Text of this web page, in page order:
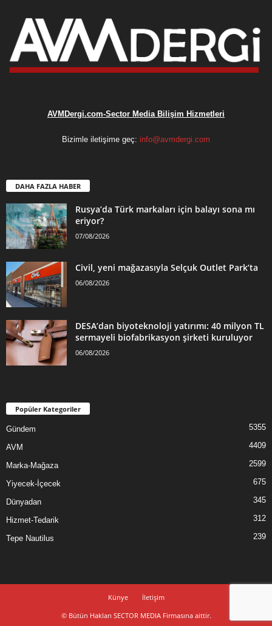
AVMDergi.com-Sector Media Bilişim Hizmetleri
Bizimle iletişime geç: info@avmdergi.com
DAHA FAZLA HABER
Rusya’da Türk markaları için balayı sona mı
eriyor?
07/08/2026
Civil, yeni mağazasıyla Selçuk Outlet Park’ta
06/08/2026
DESA’dan biyoteknoloji yatırımı: 40 milyon TL
sermayeli biofabrikasyon şirketi kuruluyor
06/08/2026
Popüler Kategoriler
Gündem 5355
AVM 4409
Marka-Mağaza 2599
Yiyecek-İçecek 675
Dünyadan 345
Hizmet-Tedarik 312
Tepe Nautilus 239
Künye
İletişim
© Bütün Hakları SECTOR MEDIA Firmasına aittir.